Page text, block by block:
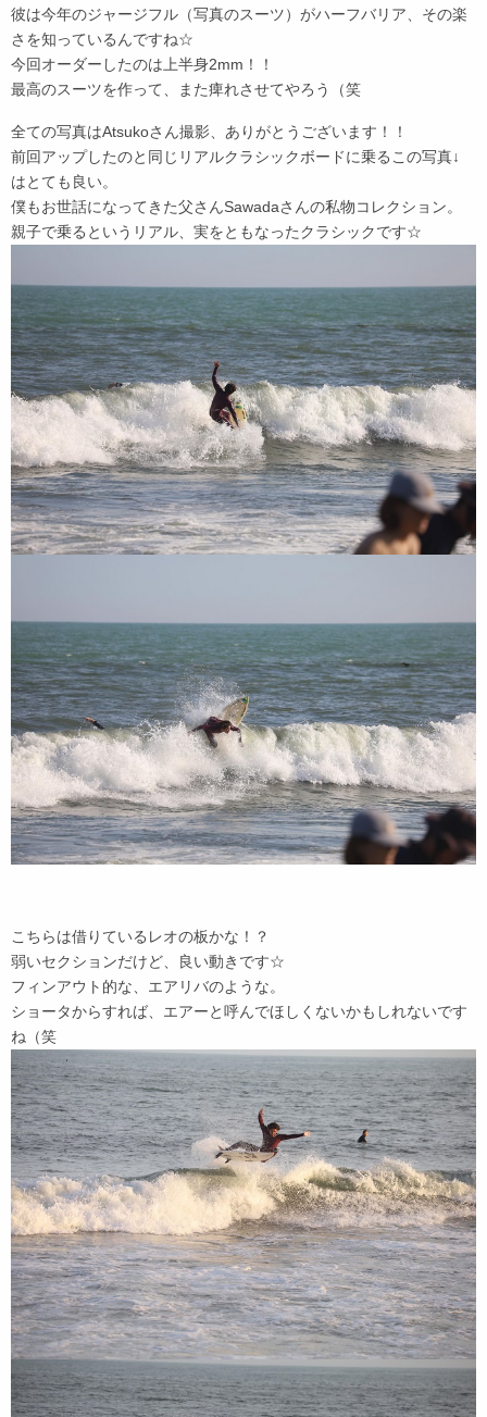
彼は今年のジャージフル（写真のスーツ）がハーフバリア、その楽
さを知っているんですね☆
今回オーダーしたのは上半身2mm！！
最高のスーツを作って、また痺れさせてやろう（笑
全ての写真はAtsukoさん撮影、ありがとうございます！！
前回アップしたのと同じリアルクラシックボードに乗るこの写真↓
はとても良い。
僕もお世話になってきた父さんSawadaさんの私物コレクション。
親子で乗るというリアル、実をともなったクラシックです☆
こちらは借りているレオの板かな！？
弱いセクションだけど、良い動きです☆
フィンアウト的な、エアリバのような。
ショータからすれば、エアーと呼んでほしくないかもしれないです
ね（笑